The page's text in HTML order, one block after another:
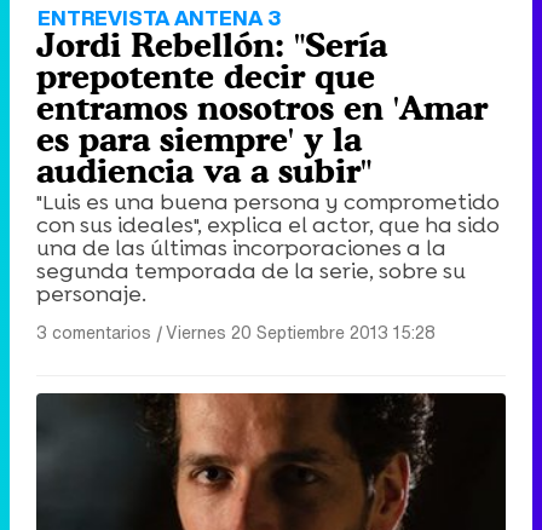
ENTREVISTA ANTENA 3
Jordi Rebellón: "Sería
prepotente decir que
entramos nosotros en 'Amar
es para siempre' y la
audiencia va a subir"
"Luis es una buena persona y comprometido
con sus ideales", explica el actor, que ha sido
una de las últimas incorporaciones a la
segunda temporada de la serie, sobre su
personaje.
3 comentarios |Viernes 20 Septiembre 2013 15:28